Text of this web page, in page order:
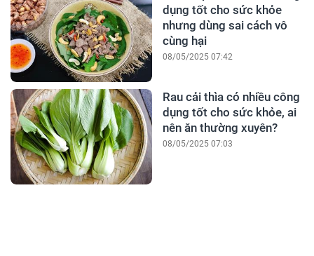
dụng tốt cho sức khỏe
nhưng dùng sai cách vô
cùng hại
08/05/2025 07:42
Rau cải thìa có nhiều công
dụng tốt cho sức khỏe, ai
nên ăn thường xuyên?
08/05/2025 07:03